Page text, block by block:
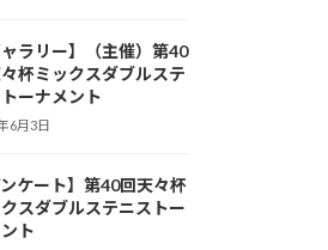
ャラリー】（主催）第40
杯ミックスダブルステ
ーナメント
6月3日
ンケート】第40回天々杯
スダブルステニストー
ト